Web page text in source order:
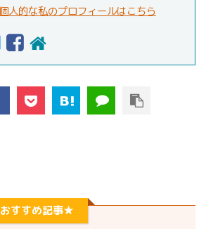
人的な私のプロフィールはこちら
すすめ記事★